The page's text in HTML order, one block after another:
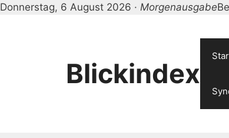
Donnerstag, 6 August 2026 · Morgenausgabe
Blickindex